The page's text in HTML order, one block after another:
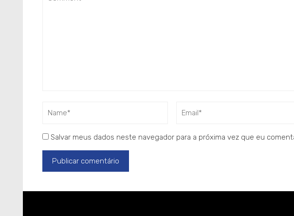
Salvar meus dados neste navegador para a próxima vez que eu